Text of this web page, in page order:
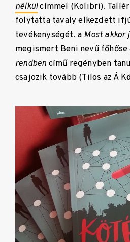
nélkülcímmel (Kolibri).
folytatta tavaly elkezdett
tevékenységét, a Most akkor
megismert Beni nevű főhőse
rendben című regényben
csajozik tovább (Tilos az Á